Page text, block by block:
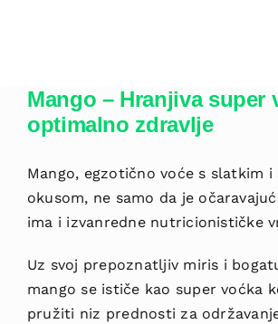
Mango – Hranjiva super
optimalno zdravlje
Mango, egzotično voće s slatkim i
okusom, ne samo da je
ima i izvanredne nutricionističke
Uz svoj prepoznatljiv miris i
mango se ističe kao super voćka
pružiti niz prednosti za